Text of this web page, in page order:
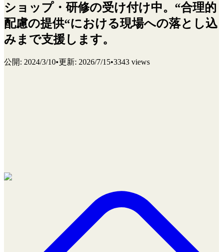
ショップ・研修の受け付け中。“合理的
配慮の提供“における現場への落とし込
みまで支援します。
公開: 2024/3/10•更新: 2026/7/15•3343 views